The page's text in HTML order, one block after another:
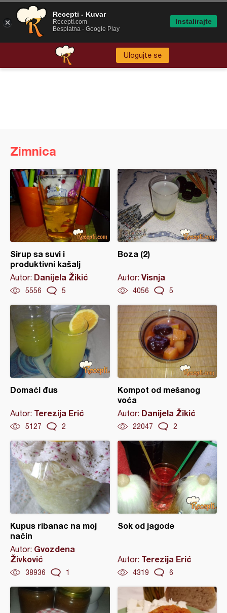
Ulogujte se
Zimnica
Sirup sa suvi i
produktivni kašalj
Autor: Danijela Žikić
5556 5
Boza (2)
Autor: Visnja
4056 5
Domaći đus
Autor: Terezija Erić
5127 2
Kompot od mešanog
voća
Autor: Danijela Žikić
22047 2
Kupus ribanac na moj
način
Autor: Gvozdena
Živković
38936 1
Sok od jagode
Autor: Terezija Erić
4319 6
Recepti - Kuvar
Recepti.com
Besplatna - Google Play
Instalirajte